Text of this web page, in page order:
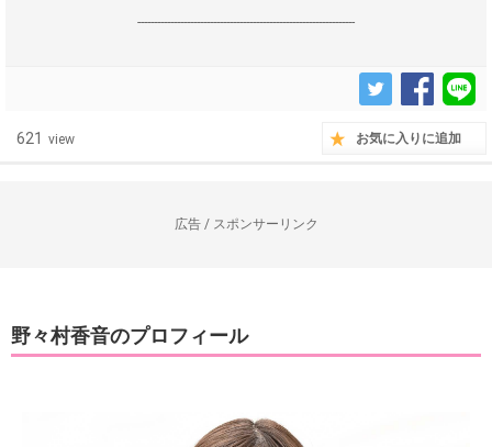
------------------------------------------------------------------
621 view お気に入りに追加
広告 / スポンサーリンク
野々村香音のプロフィール